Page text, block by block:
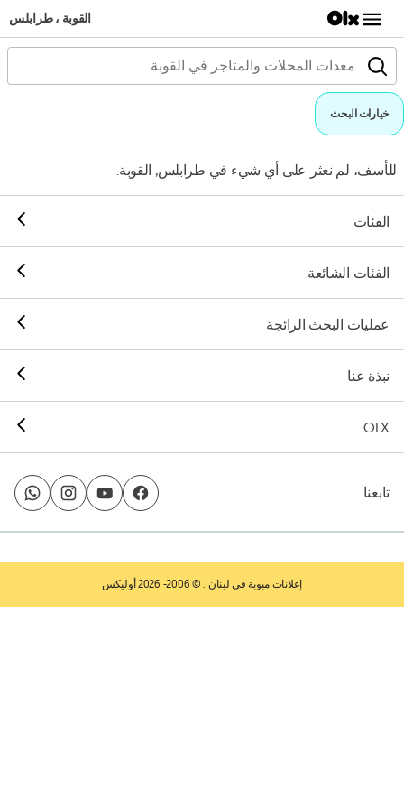
القوبة ، طرابلس
خيارات البحث
للأسف، لم نعثر على أي شيء في طرابلس, القوبة.
الفئات
الفئات الشائعة
عمليات البحث الرائجة
نبذة عنا
OLX
تابعنا
إعلانات مبوبة في لبنان . © 2006- 2026 أوليكس